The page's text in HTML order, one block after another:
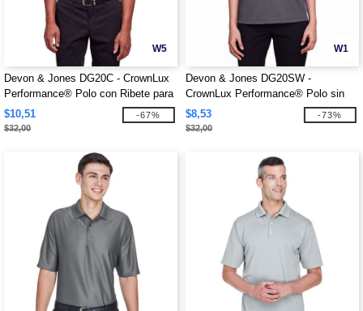
W5
Devon & Jones DG20C - CrownLux
Performance® Polo con Ribete para
Hombre
$10,51
$32,00
-67%
W1
Devon & Jones DG20SW -
CrownLux Performance® Polo sin
mangas con ribete trenzado para
damas
$8,53
$32,00
-73%